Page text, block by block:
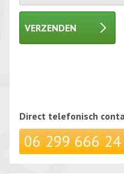
VERZENDEN
Direct telefonisch
06 299 666 24